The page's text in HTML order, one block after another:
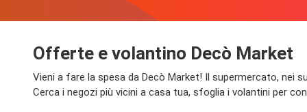
Offerte e volantino Decò Market
Vieni a fare la spesa da Decò Market! Il supermercato, nei
Cerca i negozi più vicini a casa tua, sfoglia i volantini per